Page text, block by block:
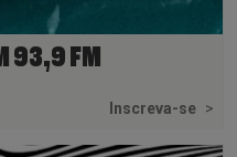
93,9 FM
Inscreva-se >